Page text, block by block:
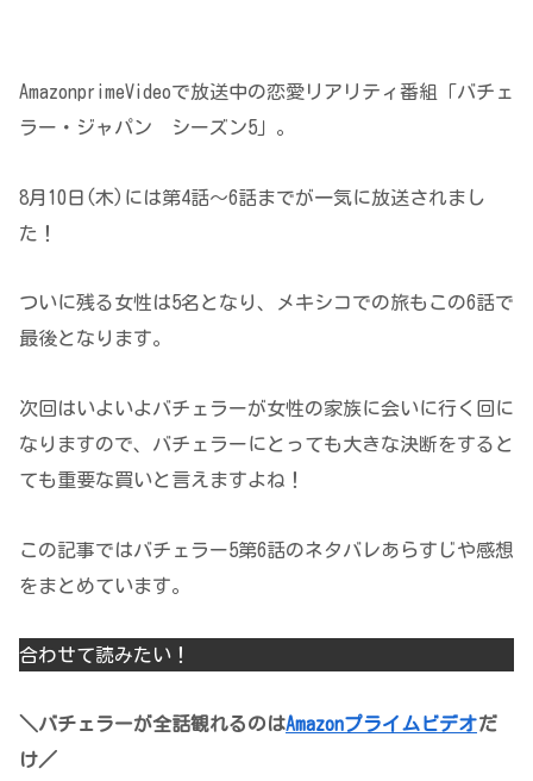
AmazonprimeVideoで放送中の恋愛リアリティ番組「バチェ
ラー・ジャパン シーズン5」。
8月10日(木)には第4話～6話までが一気に放送されまし
た！
ついに残る女性は5名となり、メキシコでの旅もこの6話で
最後となります。
次回はいよいよバチェラーが女性の家族に会いに行く回に
なりますので、バチェラーにとっても大きな決断をすると
ても重要な買いと言えますよね！
この記事ではバチェラー5第6話のネタバレあらすじや感想
をまとめています。
合わせて読みたい！
＼バチェラーが全話観れるのはAmazonプライムビデオだ
け／